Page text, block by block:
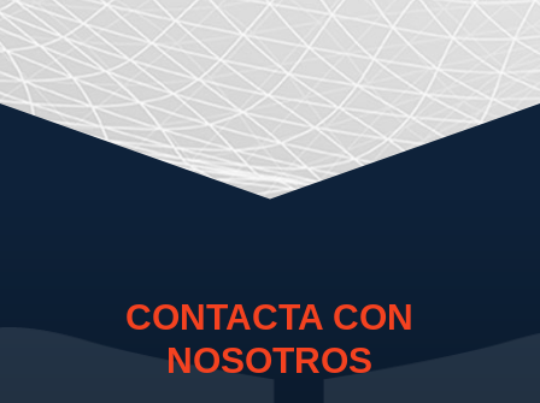
CONTACTA CON
NOSOTROS